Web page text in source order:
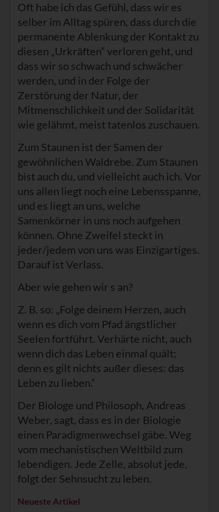
Oft habe ich das Gefühl, dass wir es
selber im Alltag spüren, dass durch die
permanente Ablenkung der Kontakt zu
diesen „Urkräften“ verloren geht, und
dass wir so schwach und schwächer
werden, und in der Folge der
Zerstörung der Natur, der
Mitmenschlichkeit und der Solidarität
wie gelähmt, meist tatenlos zuschauen.
Zum Staunen ist der Samen der
gewöhnlichen Waldrebe. Zum Staunen
bist auch du, und vielleicht auch ich. Vor
uns allen liegt noch eine Lebensspanne,
und es liegt an uns, welche
Samenkörner in uns noch aufgehen
können. Ohne Zweifel steckt in
jeder/jedem von uns was Einzigartiges.
Darauf ist Verlass.
Aber wie gehen wir s an?
Z. B. so: „Folge deinem Herzen, auch
wenn es dich vom Pfad ängstlicher
Seelen fortführt. Verhärte nicht, auch
wenn dich das Leben einmal quält;
denn es gilt nichts außer dieses: das
Leben zu lieben.“
Der Biologe und Philosoph, Andreas
Weber, sagt, dass es in der Biologie
einen Paradigmenwechsel gäbe. Weg
vom mechanistischen Weltbild zum
lebendigen. Jede Zelle, absolut jede,
folgt der Sehnsucht zu leben.
Neueste Artikel